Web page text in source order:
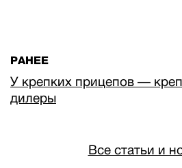
РАНЕЕ
У крепких прицепов —
дилеры
Все статьи и